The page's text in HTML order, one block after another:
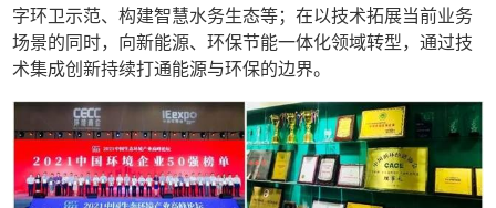
字环卫示范、构建智慧水务生态等；在以技术拓展当前业务
场景的同时，向新能源、环保节能一体化领域转型，通过技
术集成创新持续打通能源与环保的边界。